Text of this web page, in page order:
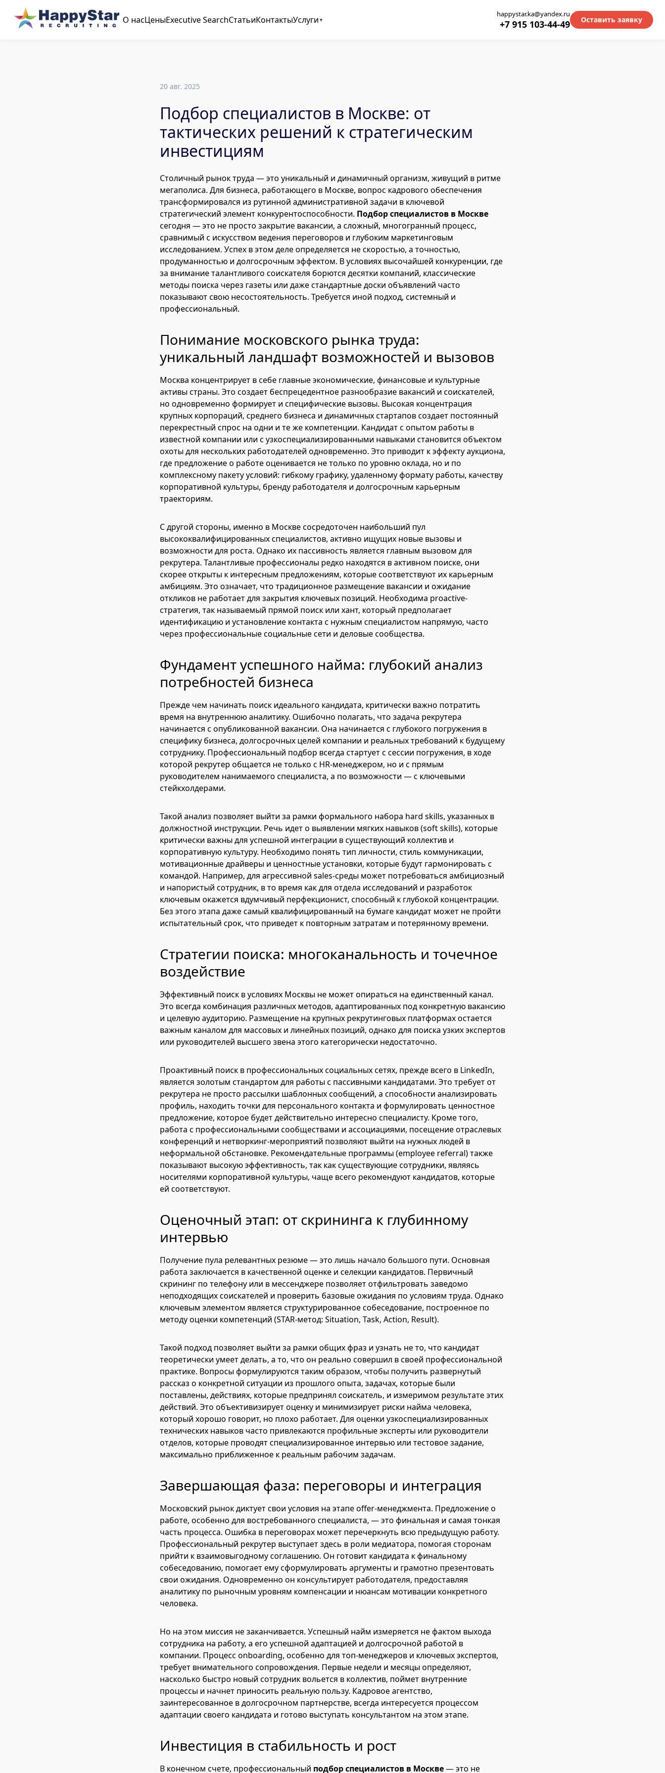
20 авг. 2025
Подбор специалистов в Москве: от
тактических решений к стратегическим
инвестициям
Столичный рынок труда — это уникальный и динамичный организм, живущий в ритме
мегаполиса. Для бизнеса, работающего в Москве, вопрос кадрового обеспечения
трансформировался из рутинной административной задачи в ключевой
стратегический элемент конкурентоспособности. Подбор специалистов в Москве
сегодня — это не просто закрытие вакансии, а сложный, многогранный процесс,
сравнимый с искусством ведения переговоров и глубоким маркетинговым
исследованием. Успех в этом деле определяется не скоростью, а точностью,
продуманностью и долгосрочным эффектом. В условиях высочайшей конкуренции, где
за внимание талантливого соискателя борются десятки компаний, классические
методы поиска через газеты или даже стандартные доски объявлений часто
показывают свою несостоятельность. Требуется иной подход, системный и
профессиональный.
Понимание московского рынка труда:
уникальный ландшафт возможностей и вызовов
Москва концентрирует в себе главные экономические, финансовые и культурные
активы страны. Это создает беспрецедентное разнообразие вакансий и соискателей,
но одновременно формирует и специфические вызовы. Высокая концентрация
крупных корпораций, среднего бизнеса и динамичных стартапов создает постоянный
перекрестный спрос на одни и те же компетенции. Кандидат с опытом работы в
известной компании или с узкоспециализированными навыками становится объектом
охоты для нескольких работодателей одновременно. Это приводит к эффекту аукциона,
где предложение о работе оценивается не только по уровню оклада, но и по
комплексному пакету условий: гибкому графику, удаленному формату работы, качеству
корпоративной культуры, бренду работодателя и долгосрочным карьерным
траекториям.
С другой стороны, именно в Москве сосредоточен наибольший пул
высококвалифицированных специалистов, активно ищущих новые вызовы и
возможности для роста. Однако их пассивность является главным вызовом для
рекрутера. Талантливые профессионалы редко находятся в активном поиске, они
скорее открыты к интересным предложениям, которые соответствуют их карьерным
амбициям. Это означает, что традиционное размещение вакансии и ожидание
откликов не работает для закрытия ключевых позиций. Необходима proactive-
стратегия, так называемый прямой поиск или хант, который предполагает
идентификацию и установление контакта с нужным специалистом напрямую, часто
через профессиональные социальные сети и деловые сообщества.
Фундамент успешного найма: глубокий анализ
потребностей бизнеса
Прежде чем начинать поиск идеального кандидата, критически важно потратить
время на внутреннюю аналитику. Ошибочно полагать, что задача рекрутера
начинается с опубликованной вакансии. Она начинается с глубокого погружения в
специфику бизнеса, долгосрочных целей компании и реальных требований к будущему
сотруднику. Профессиональный подбор всегда стартует с сессии погружения, в ходе
которой рекрутер общается не только с HR-менеджером, но и с прямым
руководителем нанимаемого специалиста, а по возможности — с ключевыми
стейкхолдерами.
Такой анализ позволяет выйти за рамки формального набора hard skills, указанных в
должностной инструкции. Речь идет о выявлении мягких навыков (soft skills), которые
критически важны для успешной интеграции в существующий коллектив и
корпоративную культуру. Необходимо понять тип личности, стиль коммуникации,
мотивационные драйверы и ценностные установки, которые будут гармонировать с
командой. Например, для агрессивной sales-среды может потребоваться амбициозный
и напористый сотрудник, в то время как для отдела исследований и разработок
ключевым окажется вдумчивый перфекционист, способный к глубокой концентрации.
Без этого этапа даже самый квалифицированный на бумаге кандидат может не пройти
испытательный срок, что приведет к повторным затратам и потерянному времени.
Стратегии поиска: многоканальность и точечное
воздействие
Эффективный поиск в условиях Москвы не может опираться на единственный канал.
Это всегда комбинация различных методов, адаптированных под конкретную вакансию
и целевую аудиторию. Размещение на крупных рекрутинговых платформах остается
важным каналом для массовых и линейных позиций, однако для поиска узких экспертов
или руководителей высшего звена этого категорически недостаточно.
Проактивный поиск в профессиональных социальных сетях, прежде всего в LinkedIn,
является золотым стандартом для работы с пассивными кандидатами. Это требует от
рекрутера не просто рассылки шаблонных сообщений, а способности анализировать
профиль, находить точки для персонального контакта и формулировать ценностное
предложение, которое будет действительно интересно специалисту. Кроме того,
работа с профессиональными сообществами и ассоциациями, посещение отраслевых
конференций и нетворкинг-мероприятий позволяют выйти на нужных людей в
неформальной обстановке. Рекомендательные программы (employee referral) также
показывают высокую эффективность, так как существующие сотрудники, являясь
носителями корпоративной культуры, чаще всего рекомендуют кандидатов, которые
ей соответствуют.
Оценочный этап: от скрининга к глубинному
интервью
Получение пула релевантных резюме — это лишь начало большого пути. Основная
работа заключается в качественной оценке и селекции кандидатов. Первичный
скрининг по телефону или в мессенджере позволяет отфильтровать заведомо
неподходящих соискателей и проверить базовые ожидания по условиям труда. Однако
ключевым элементом является структурированное собеседование, построенное по
методу оценки компетенций (STAR-метод: Situation, Task, Action, Result).
Такой подход позволяет выйти за рамки общих фраз и узнать не то, что кандидат
теоретически умеет делать, а то, что он реально совершил в своей профессиональной
практике. Вопросы формулируются таким образом, чтобы получить развернутый
рассказ о конкретной ситуации из прошлого опыта, задачах, которые были
поставлены, действиях, которые предпринял соискатель, и измеримом результате этих
действий. Это объективизирует оценку и минимизирует риски найма человека,
который хорошо говорит, но плохо работает. Для оценки узкоспециализированных
технических навыков часто привлекаются профильные эксперты или руководители
отделов, которые проводят специализированное интервью или тестовое задание,
максимально приближенное к реальным рабочим задачам.
Завершающая фаза: переговоры и интеграция
Московский рынок диктует свои условия на этапе offer-менеджмента. Предложение о
работе, особенно для востребованного специалиста, — это финальная и самая тонкая
часть процесса. Ошибка в переговорах может перечеркнуть всю предыдущую работу.
Профессиональный рекрутер выступает здесь в роли медиатора, помогая сторонам
прийти к взаимовыгодному соглашению. Он готовит кандидата к финальному
собеседованию, помогает ему сформулировать аргументы и грамотно презентовать
свои ожидания. Одновременно он консультирует работодателя, предоставляя
аналитику по рыночным уровням компенсации и нюансам мотивации конкретного
человека.
Но на этом миссия не заканчивается. Успешный найм измеряется не фактом выхода
сотрудника на работу, а его успешной адаптацией и долгосрочной работой в
компании. Процесс onboarding, особенно для топ-менеджеров и ключевых экспертов,
требует внимательного сопровождения. Первые недели и месяцы определяют,
насколько быстро новый сотрудник вольется в коллектив, поймет внутренние
процессы и начнет приносить реальную пользу. Кадровое агентство,
заинтересованное в долгосрочном партнерстве, всегда интересуется процессом
адаптации своего кандидата и готово выступать консультантом на этом этапе.
Инвестиция в стабильность и рост
В конечном счете, профессиональный подбор специалистов в Москве— это не
О насЦеныExecutive SearchСтатьиКонтактыУслуги
happystar.ka@yandex.ru
+7 915 103-44-49 Оставить заявку